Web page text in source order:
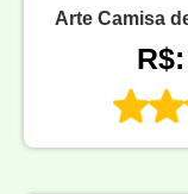
Arte Camisa